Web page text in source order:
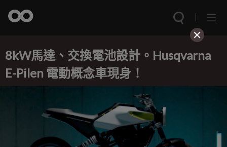
8kW馬達、交換電池設計。Husqvarna
E-Pilen 電動概念車現身！